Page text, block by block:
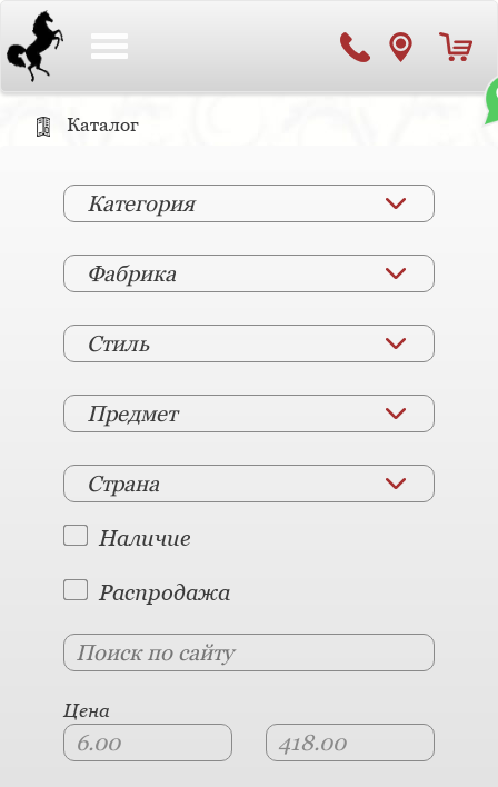
Каталог
Категория
Фабрика
Стиль
Предмет
Страна
Наличие
Распродажа
Цена